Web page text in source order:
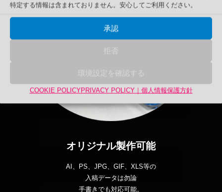
特定する情報は含まれておりません。安心してご利用ください。
承認
拒否
環境設定を確認する
COOKIE POLICYPRIVACY POLICY｜個人情報保護方針
オリジナル製作可能
AI、PS、JPG、GIF、XLS等の
入稿データは勿論
手書きでも対応可能。